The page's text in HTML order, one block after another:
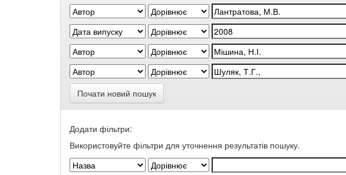
Почати новий пошук
Додати фільтри:
Використовуйте фільтри для уточнення результатів пошуку.